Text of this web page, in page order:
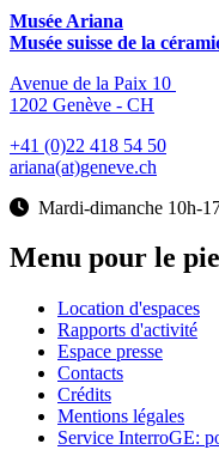
Musée Ariana
Musée suisse de la
Avenue de la Paix 10
1202 Genève - CH
+41 (0)22 418 54 50
ariana(at)geneve.ch
Mardi-dimanche 10h-
Menu pour le
Location d'espaces
Rapports d'activité
Espace presse
Contacts
Crédits
Mentions légales
Service InterroGE: